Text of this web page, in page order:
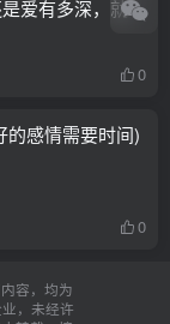
爱有多深，就恨
复夫妻感情)
0
的感情需要时间)
0
容，均为
，未经许